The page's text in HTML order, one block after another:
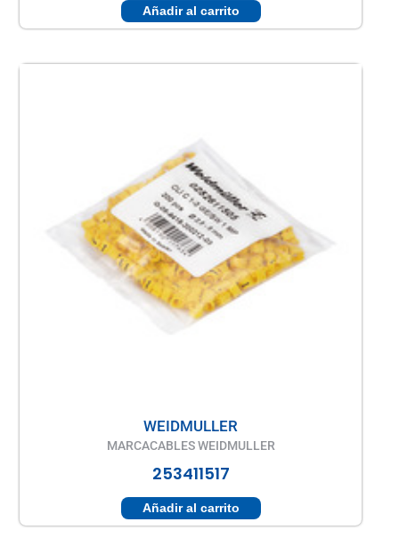
Añadir al carrito
WEIDMULLER
MARCACABLES WEIDMULLER
253411517
Añadir al carrito